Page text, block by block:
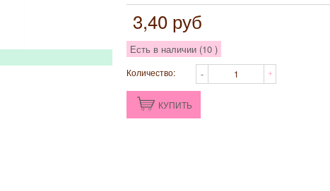
3,40 руб
Есть в наличии (10 )
Количество:
КУПИТЬ